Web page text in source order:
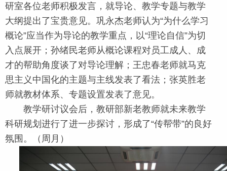
研室各位老师积极发言，就导论、教学专题与教学
大纲提出了宝贵意见。巩永杰老师认为“为什么学习
概论”应当作为导论的教学重点，以“理论自信”为切
入点展开；孙绪民老师从概论课程对员工成人、成
才的帮助角度谈了对导论理解；王忠春老师就马克
思主义中国化的主题与主线发表了看法；张英胜老
师就教材体系、专题设置发表了意见。
教学研讨议会后，教研部新老教师就未来教学
科研规划进行了进一步探讨，形成了“传帮带”的良好
氛围。（周月）